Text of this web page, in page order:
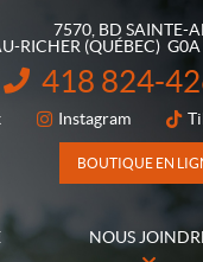
7570, BD SAINTE-
RICHER (QUÉBEC)
INFORMATION :
418 824-
Instagram
BOUTIQUE EN
NOUS